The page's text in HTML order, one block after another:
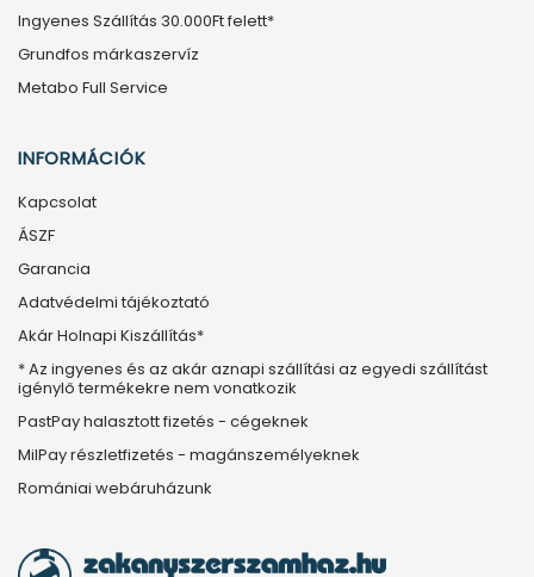
Ingyenes Szállítás 30.000Ft felett*
Grundfos márkaszervíz
Metabo Full Service
INFORMÁCIÓK
Kapcsolat
ÁSZF
Garancia
Adatvédelmi tájékoztató
Akár Holnapi Kiszállítás*
* Az ingyenes és az akár aznapi szállítási az egyedi szállítást
igénylő termékekre nem vonatkozik
PastPay halasztott fizetés - cégeknek
MilPay részletfizetés - magánszemélyeknek
Romániai webáruházunk